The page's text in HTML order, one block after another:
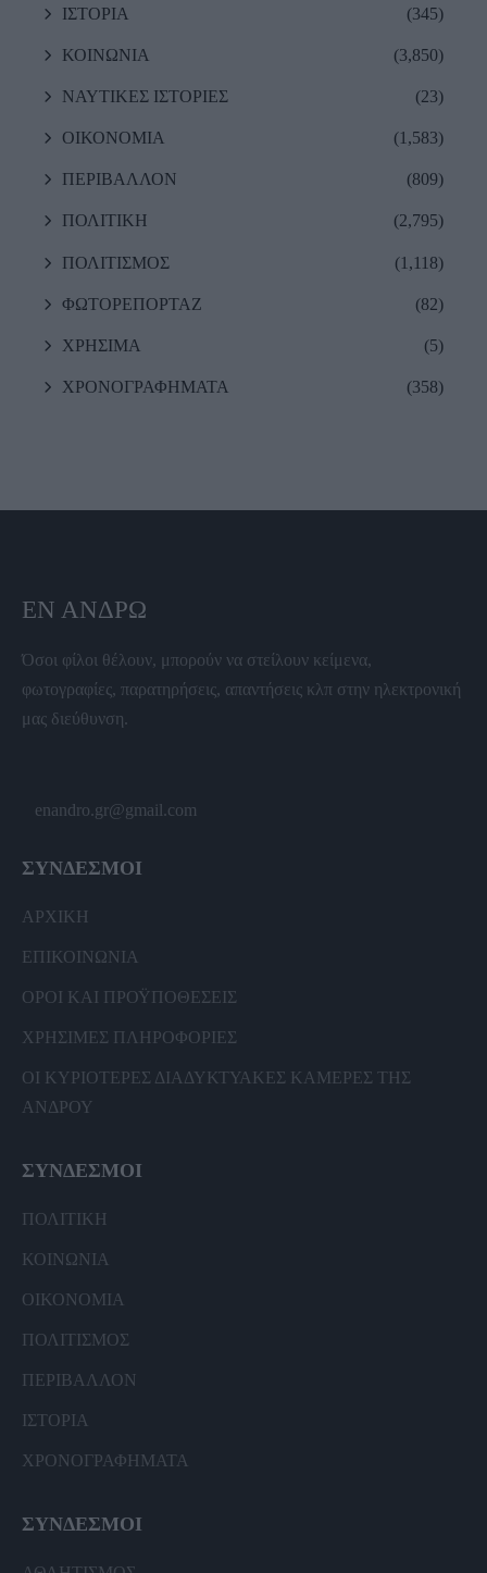
ΙΣΤΟΡΙΑ (345)
ΚΟΙΝΩΝΙΑ (3,850)
ΝΑΥΤΙΚΕΣ ΙΣΤΟΡΙΕΣ (23)
ΟΙΚΟΝΟΜΙΑ (1,583)
ΠΕΡΙΒΑΛΛΟΝ (809)
ΠΟΛΙΤΙΚΗ (2,795)
ΠΟΛΙΤΙΣΜΟΣ (1,118)
ΦΩΤΟΡΕΠΟΡΤΑΖ (82)
ΧΡΗΣΙΜΑ (5)
ΧΡΟΝΟΓΡΑΦΗΜΑΤΑ (358)
ΕΝ ΆΝΔΡΩ
Όσοι φίλοι θέλουν, μπορούν να στείλουν κείμενα,
φωτογραφίες, παρατηρήσεις, απαντήσεις κλπ στην ηλεκτρονική
μας διεύθυνση.
enandro.gr@gmail.com
ΣΥΝΔΕΣΜΟΙ
ΑΡΧΙΚΗ
ΕΠΙΚΟΙΝΩΝΙΑ
ΟΡΟΙ ΚΑΙ ΠΡΟΫΠΟΘΕΣΕΙΣ
ΧΡΗΣΙΜΕΣ ΠΛΗΡΟΦΟΡΙΕΣ
ΟΙ ΚΥΡΙΟΤΕΡΕΣ ΔΙΑΔΥΚΤΥΑΚΕΣ ΚΑΜΕΡΕΣ ΤΗΣ
ΑΝΔΡΟΥ
ΣΥΝΔΕΣΜΟΙ
ΠΟΛΙΤΙΚΗ
ΚΟΙΝΩΝΙΑ
ΟΙΚΟΝΟΜΙΑ
ΠΟΛΙΤΙΣΜΟΣ
ΠΕΡΙΒΑΛΛΟΝ
ΙΣΤΟΡΙΑ
ΧΡΟΝΟΓΡΑΦΗΜΑΤΑ
ΣΥΝΔΕΣΜΟΙ